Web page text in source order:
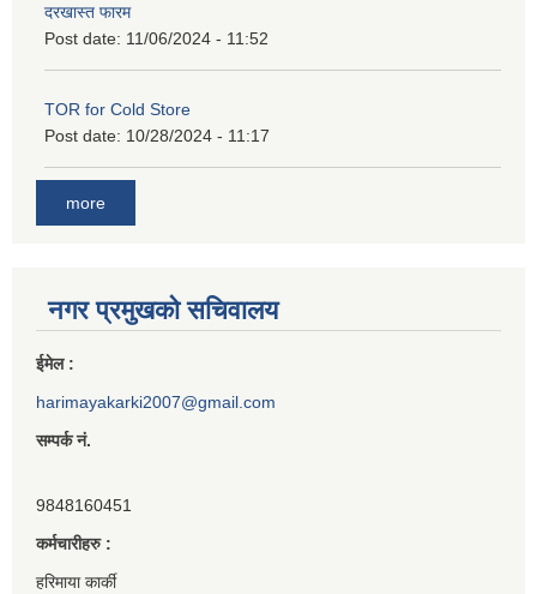
दरखास्त फारम
Post date: 11/06/2024 - 11:52
TOR for Cold Store
Post date: 10/28/2024 - 11:17
more
नगर प्रमुखको सचिवालय
ईमेल :
harimayakarki2007@gmail.com
सम्पर्क नं.
9848160451
कर्मचारीहरु :
हरिमाया कार्की